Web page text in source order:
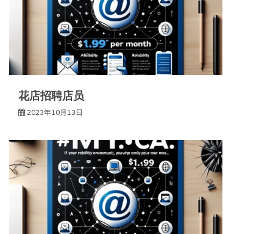
花店招聘店员
2023年10月13日